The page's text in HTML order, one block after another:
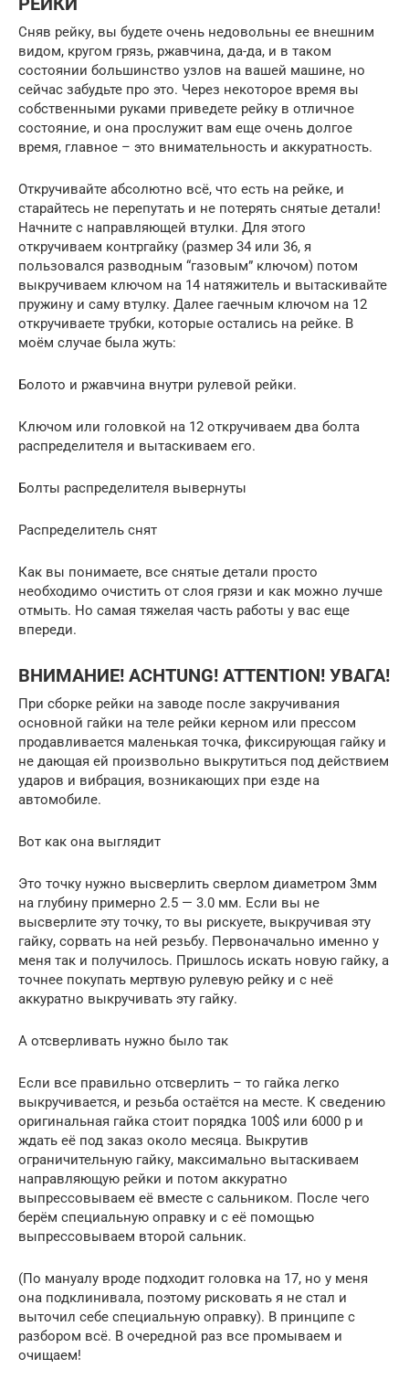
РЕЙКИ
Сняв рейку, вы будете очень недовольны ее внешним
видом, кругом грязь, ржавчина, да-да, и в таком
состоянии большинство узлов на вашей машине, но
сейчас забудьте про это. Через некоторое время вы
собственными руками приведете рейку в отличное
состояние, и она прослужит вам еще очень долгое
время, главное – это внимательность и аккуратность.
Откручивайте абсолютно всё, что есть на рейке, и
старайтесь не перепутать и не потерять снятые детали!
Начните с направляющей втулки. Для этого
откручиваем контргайку (размер 34 или 36, я
пользовался разводным “газовым” ключом) потом
выкручиваем ключом на 14 натяжитель и вытаскивайте
пружину и саму втулку. Далее гаечным ключом на 12
откручиваете трубки, которые остались на рейке. В
моём случае была жуть:
Болото и ржавчина внутри рулевой рейки.
Ключом или головкой на 12 откручиваем два болта
распределителя и вытаскиваем его.
Болты распределителя вывернуты
Распределитель снят
Как вы понимаете, все снятые детали просто
необходимо очистить от слоя грязи и как можно лучше
отмыть. Но самая тяжелая часть работы у вас еще
впереди.
ВНИМАНИЕ! ACHTUNG! ATTENTION! УВАГА!
При сборке рейки на заводе после закручивания
основной гайки на теле рейки керном или прессом
продавливается маленькая точка, фиксирующая гайку и
не дающая ей произвольно выкрутиться под действием
ударов и вибрация, возникающих при езде на
автомобиле.
Вот как она выглядит
Это точку нужно высверлить сверлом диаметром 3мм
на глубину примерно 2.5 — 3.0 мм. Если вы не
высверлите эту точку, то вы рискуете, выкручивая эту
гайку, сорвать на ней резьбу. Первоначально именно у
меня так и получилось. Пришлось искать новую гайку, а
точнее покупать мертвую рулевую рейку и с неё
аккуратно выкручивать эту гайку.
А отсверливать нужно было так
Если все правильно отсверлить – то гайка легко
выкручивается, и резьба остаётся на месте. К сведению
оригинальная гайка стоит порядка 100$ или 6000 р и
ждать её под заказ около месяца. Выкрутив
ограничительную гайку, максимально вытаскиваем
направляющую рейки и потом аккуратно
выпрессовываем её вместе с сальником. После чего
берём специальную оправку и с её помощью
выпрессовываем второй сальник.
(По мануалу вроде подходит головка на 17, но у меня
она подклинивала, поэтому рисковать я не стал и
выточил себе специальную оправку). В принципе с
разбором всё. В очередной раз все промываем и
очищаем!